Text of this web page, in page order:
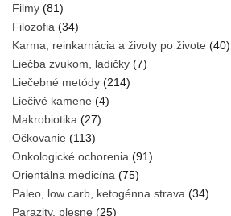
Filmy (81)
Filozofia (34)
Karma, reinkarnácia a životy po živote (40)
Liečba zvukom, ladičky (7)
Liečebné metódy (214)
Liečivé kamene (4)
Makrobiotika (27)
Očkovanie (113)
Onkologické ochorenia (91)
Orientálna medicína (75)
Paleo, low carb, ketogénna strava (34)
Parazity, plesne (25)